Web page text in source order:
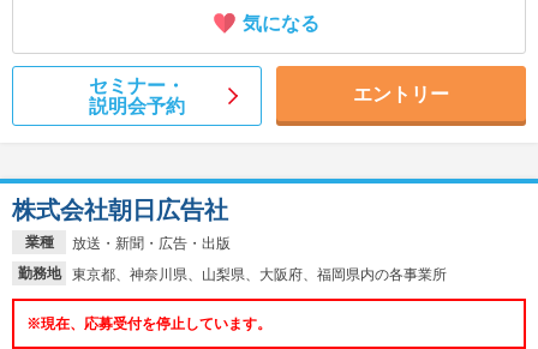
気になる
セミナー・
説明会予約
エントリー
業種
放送・新聞・広告・出版
勤務地
東京都、神奈川県、山梨県、大阪府、福岡県内の各事業所
株式会社朝日広告社
※現在、応募受付を停止しています。